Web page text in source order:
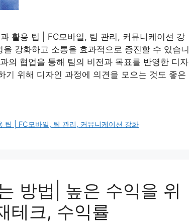
활용 팁 | FC모바일, 팀 관리, 커뮤니케이션 강
강화하고 소통을 효과적으로 증진할 수 있습니
의 협업을 통해 팀의 비전과 목표를 반영한 디자
기 위해 디자인 과정에 의견을 모으는 것도 좋은
팁 | FC모바일, 팀 관리, 커뮤니케이션 강화
방법| 높은 수익을 위
테크, 수익률